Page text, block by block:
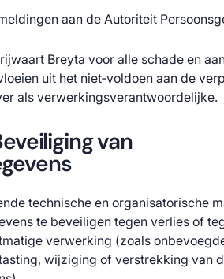
aan de Autoriteit
Breyta voor alle schade en
uit het niet‑voldoen aan de
als verwerkingsverantwoordelijke.
van
technische en organisatorische
te beveiligen tegen verlies of
verwerking (zoals
wijziging of verstrekking van